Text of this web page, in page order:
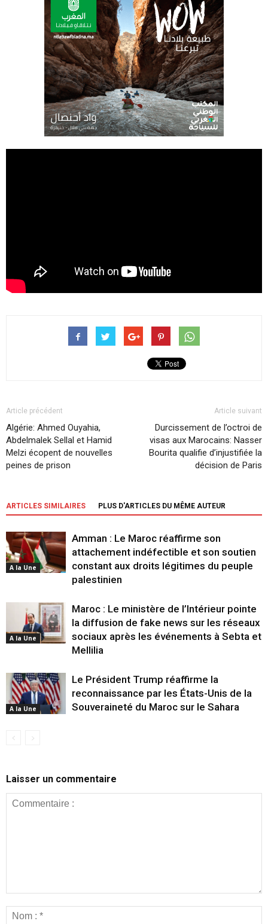
Article précédent
Algérie: Ahmed Ouyahia,
Abdelmalek Sellal et Hamid
Melzi écopent de nouvelles
peines de prison
Article suivant
Durcissement de l’octroi de
visas aux Marocains: Nasser
Bourita qualifie d’injustifiée la
décision de Paris
ARTICLES SIMILAIRES PLUS D'ARTICLES DU MÊME AUTEUR
A la Une
Amman : Le Maroc réaffirme son
attachement indéfectible et son soutien
constant aux droits légitimes du peuple
palestinien
A la Une
Maroc : Le ministère de l’Intérieur pointe
la diffusion de fake news sur les réseaux
sociaux après les événements à Sebta et
Mellilia
A la Une
Le Président Trump réaffirme la
reconnaissance par les États-Unis de la
Souveraineté du Maroc sur le Sahara
Laisser un commentaire